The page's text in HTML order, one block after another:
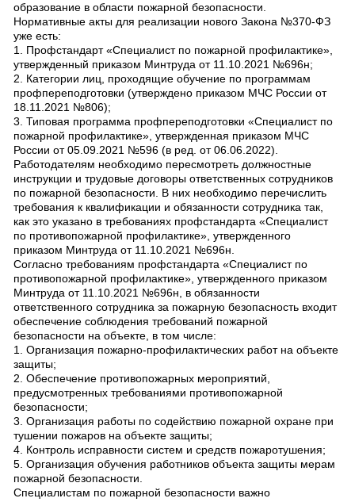
образование в области пожарной безопасности.
Нормативные акты для реализации нового Закона №370-ФЗ
уже есть:
1. Профстандарт «Специалист по пожарной профилактике»,
утвержденный приказом Минтруда от 11.10.2021 №696н;
2. Категории лиц, проходящие обучение по программам
профпереподготовки (утверждено приказом МЧС России от
18.11.2021 №806);
3. Типовая программа профпереподготовки «Специалист по
пожарной профилактике», утвержденная приказом МЧС
России от 05.09.2021 №596 (в ред. от 06.06.2022).
Работодателям необходимо пересмотреть должностные
инструкции и трудовые договоры ответственных сотрудников
по пожарной безопасности. В них необходимо перечислить
требования к квалификации и обязанности сотрудника так,
как это указано в требованиях профстандарта «Специалист
по противопожарной профилактике», утвержденного
приказом Минтруда от 11.10.2021 №696н.
Согласно требованиям профстандарта «Специалист по
противопожарной профилактике», утвержденного приказом
Минтруда от 11.10.2021 №696н, в обязанности
ответственного сотрудника за пожарную безопасность входит
обеспечение соблюдения требований пожарной
безопасности на объекте, в том числе:
1. Организация пожарно-профилактических работ на объекте
защиты;
2. Обеспечение противопожарных мероприятий,
предусмотренных требованиями противопожарной
безопасности;
3. Организация работы по содействию пожарной охране при
тушении пожаров на объекте защиты;
4. Контроль исправности систем и средств пожаротушения;
5. Организация обучения работников объекта защиты мерам
пожарной безопасности.
Специалистам по пожарной безопасности важно